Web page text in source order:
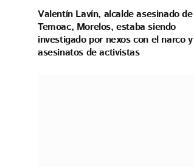
Valentín Lavín, alcalde asesinado de
Temoac, Morelos, estaba siendo
investigado por nexos con el narco y
asesinatos de activistas